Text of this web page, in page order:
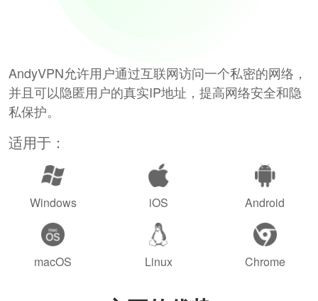
AndyVPN允许用户通过互联网访问一个私密的网络，
并且可以隐匿用户的真实IP地址，提高网络安全和隐
私保护。
适用于：
Windows iOS Android
macOS Linux Chrome